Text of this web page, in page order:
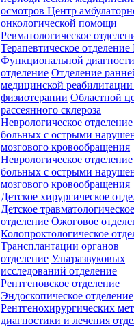
осмотровЦентр
онкологической помощи
Ревматологическое
Терапевтическое
Функциональной
отделение Отделение
медицинской
физиотерапии Областной
рассеянного склероза
Неврологическое
больных с острыми
мозгового кровообращения
Неврологическое
больных с острыми
мозгового кровообращения
Детское хирургическое
Детское травматологическое
отделение Ожоговое
Колопроктологическое
Трансплантации органов
отделение Ультразвуковых
исследований отделение
Рентгеновское отделение
Эндоскопическое отделение
Рентгенохирургических
диагностики и лечения